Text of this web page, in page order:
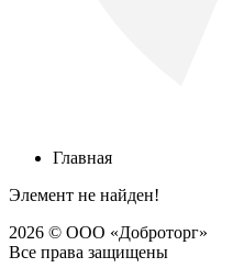
Главная
Элемент не найден!
2026 © ООО «Доброторг»
Все права защищены